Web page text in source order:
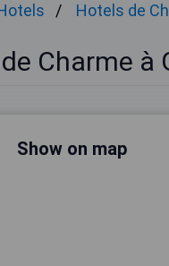
Hotels de
Charme à
Show on map